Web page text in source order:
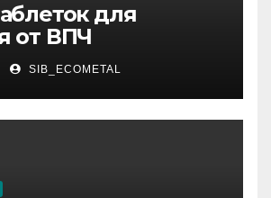
для
от ВПЧ
SIB_ECOMETAL